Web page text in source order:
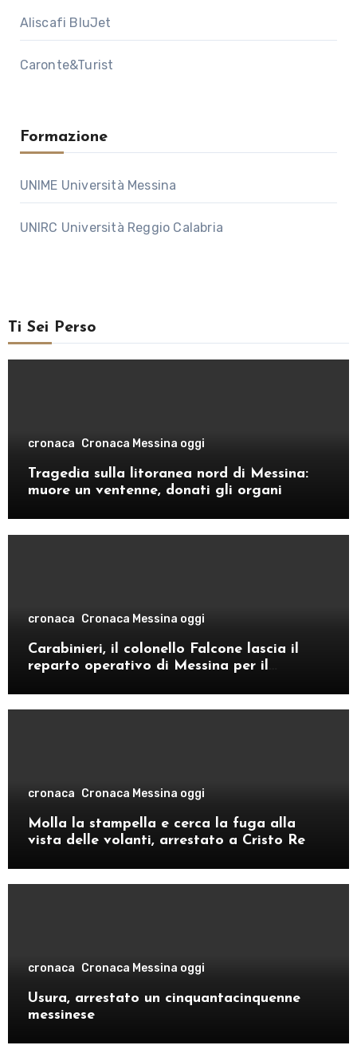
Aliscafi BluJet
Caronte&Turist
Formazione
UNIME Università Messina
UNIRC Università Reggio Calabria
Ti Sei Perso
cronaca Cronaca Messina oggi
Tragedia sulla litoranea nord di Messina:
muore un ventenne, donati gli organi
cronaca Cronaca Messina oggi
Carabinieri, il colonello Falcone lascia il
reparto operativo di Messina per il
cronaca Cronaca Messina oggi
Molla la stampella e cerca la fuga alla
vista delle volanti, arrestato a Cristo Re
cronaca Cronaca Messina oggi
Usura, arrestato un cinquantacinquenne
messinese